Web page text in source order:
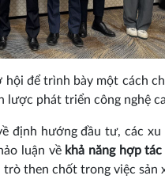
hội để trình bày một cách
phát triển công nghệ
định hướng đầu tư, các
luận về khả năng hợp
then chốt trong việc sản